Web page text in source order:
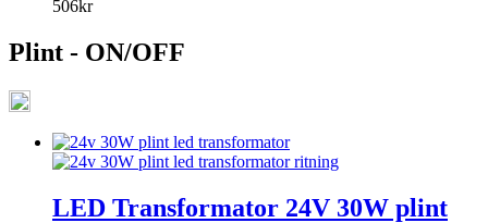
506kr
Plint - ON/OFF
LED Transformator 24V 30W plint